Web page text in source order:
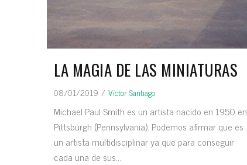
LA MAGIA DE LAS MINIATURAS
08/01/2019 / Víctor Santiago
Michael Paul Smith es un artista nacido en 1950 en
Pittsburgh (Pennsylvania). Podemos afirmar que es
un artista multidisciplinar ya que para conseguir
cada una de sus...